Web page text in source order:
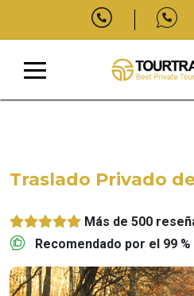
Traslado Privado
Más de 500
Recomendado por el 99